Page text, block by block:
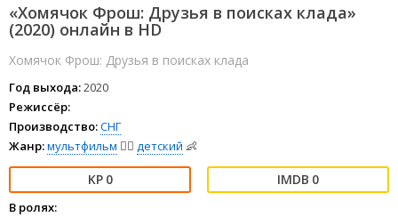
«Хомячок Фрош: Друзья в поисках клада»
(2020) онлайн в HD
Хомячок Фрош: Друзья в поисках клада
Год выхода:2020
Режиссёр:
Производство:СНГ
Жанр:мультфильм 🧚‍♀️ детский 👶
0 0
В ролях: